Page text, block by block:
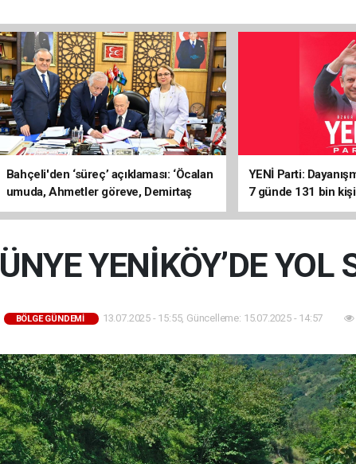
Bahçeli'den ‘süreç’ açıklaması: ‘Öcalan
umuda, Ahmetler göreve, Demirtaş
evine dönmeli’
YENİ Parti:
7 günde 131 bin
liralık destek
ÜNYE YENİKÖY’DE YOL
BÖLGE GÜNDEMİ 13.07.2025 - 15:55, Güncelleme: 15.07.2025 - 14:57